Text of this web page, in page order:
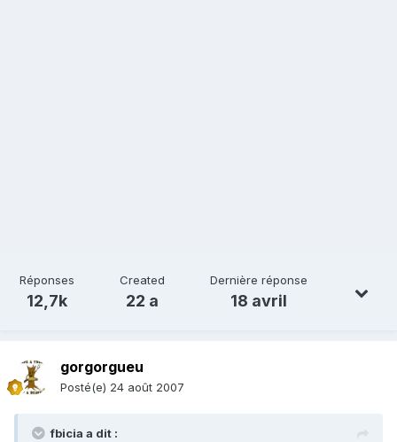
Réponses
12,7k
Created
22 a
Dernière réponse
18 avril
gorgorgueu
Posté(e) 24 août 2007
fbicia a dit :